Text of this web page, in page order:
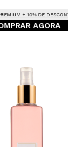
+ 10% DE
AGORA